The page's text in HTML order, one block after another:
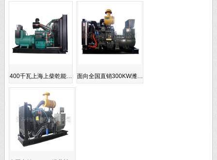
400千瓦上海上柴乾能… 面向全国直销300KW潍…